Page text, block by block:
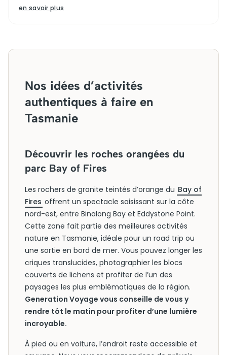
en savoir plus
Nos idées d’activités
authentiques à faire en
Tasmanie
Découvrir les roches orangées du
parc Bay of Fires
Les rochers de granite teintés d’orange du Bay of
Fires offrent un spectacle saisissant sur la côte
nord-est, entre Binalong Bay et Eddystone Point.
Cette zone fait partie des meilleures activités
nature en Tasmanie, idéale pour un road trip ou
une sortie en bord de mer. Vous pouvez longer les
criques translucides, photographier les blocs
couverts de lichens et profiter de l’un des
paysages les plus emblématiques de la région.
Generation Voyage vous conseille de vous y
rendre tôt le matin pour profiter d’une lumière
incroyable.
À pied ou en voiture, l’endroit reste accessible et